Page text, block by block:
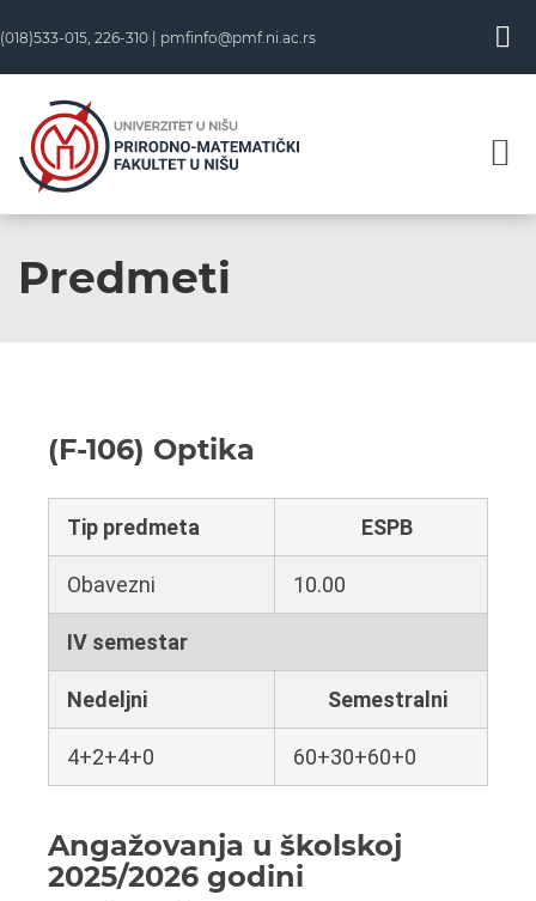
(018)533-015, 226-310 | pmfinfo@pmf.ni.ac.rs
Predmeti
(F-106) Optika
Tip predmeta ESPB
Obavezni 10.00
IV semestar
Nedeljni Semestralni
4+2+4+0 60+30+60+0
Angažovanja u školskoj
2025/2026 godini